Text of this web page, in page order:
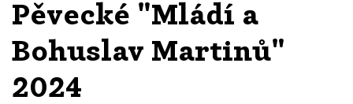
Pěvecké "Mládí a
Bohuslav Martinů"
2024